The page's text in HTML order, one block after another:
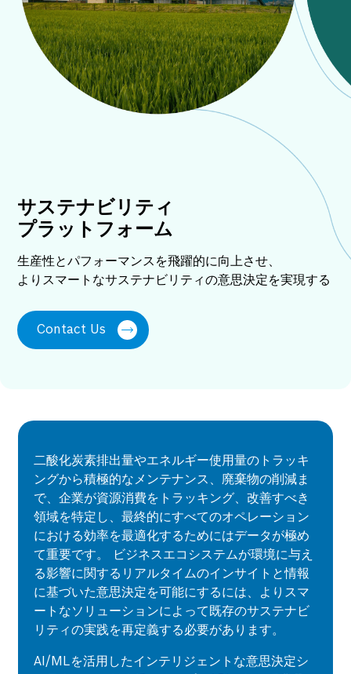
サステナビリティ
プラットフォーム
生産性とパフォーマンスを飛躍的に向上させ、
よりスマートなサステナビリティの意思決定を実現する
Contact Us
二酸化炭素排出量やエネルギー使用量のトラッキ
ングから積極的なメンテナンス、廃棄物の削減ま
で、企業が資源消費をトラッキング、改善すべき
領域を特定し、最終的にすべてのオペレーション
における効率を最適化するためにはデータが極め
て重要です。 ビジネスエコシステムが環境に与え
る影響に関するリアルタイムのインサイトと情報
に基づいた意思決定を可能にするには、よりスマ
ートなソリューションによって既存のサステナビ
リティの実践を再定義する必要があります。
AI/MLを活用したインテリジェントな意思決定シ